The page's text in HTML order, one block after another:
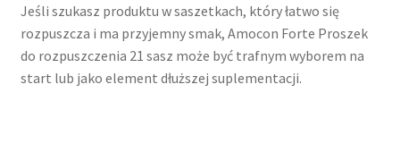
Jeśli szukasz produktu w saszetkach, który łatwo się
rozpuszcza i ma przyjemny smak, Amocon Forte Proszek
do rozpuszczenia 21 sasz może być trafnym wyborem na
start lub jako element dłuższej suplementacji.